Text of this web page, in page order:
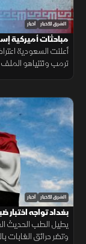
الشرق للأخبار أخبار
مباحثات أميركية
أعلنت السعودية
ترمب ونتنياهو الملف
الشرق للأخبار أخبار
بغداد تواجه
الصحة
يطيل الطب الحديث
وتضر حرائق الغابات